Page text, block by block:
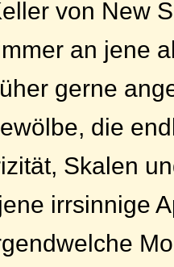
von New
an jene
gerne
die
Skalen
irrsinnige